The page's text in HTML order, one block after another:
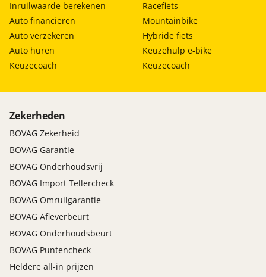
Inruilwaarde berekenen
Auto financieren
Auto verzekeren
Auto huren
Keuzecoach
Racefiets
Mountainbike
Hybride fiets
Keuzehulp e-bike
Keuzecoach
Zekerheden
BOVAG Zekerheid
BOVAG Garantie
BOVAG Onderhoudsvrij
BOVAG Import Tellercheck
BOVAG Omruilgarantie
BOVAG Afleverbeurt
BOVAG Onderhoudsbeurt
BOVAG Puntencheck
Heldere all-in prijzen